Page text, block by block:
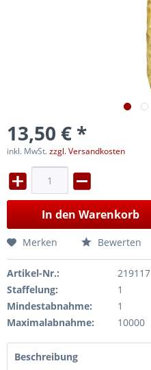
13,50 € *
inkl. MwSt.zzgl. Versandkosten
In den Warenkorb
Merken Bewerten
Artikel-Nr.:
219117
Staffelung:
1
Mindestabnahme:
1
Maximalabnahme:
10000
Beschreibung